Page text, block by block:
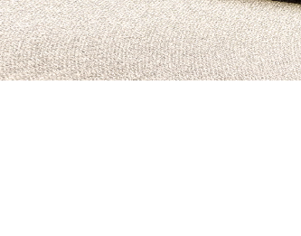
12 13 14 15 16 17 18 19 20 21 22